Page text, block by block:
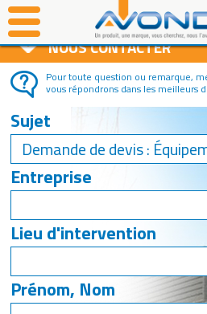
L'ENTREPRISE
NOUS CONTACTER
Pour toute question ou remarque,
vous répondrons dans les meilleurs
Sujet
Entreprise
Lieu d'intervention
Prénom, Nom